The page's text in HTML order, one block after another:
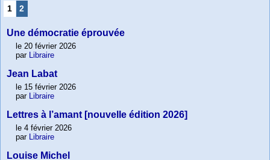
1 2
Une démocratie éprouvée
le 20 février 2026
par Libraire
Jean Labat
le 15 février 2026
par Libraire
Lettres à l’amant [nouvelle édition 2026]
le 4 février 2026
par Libraire
Louise Michel